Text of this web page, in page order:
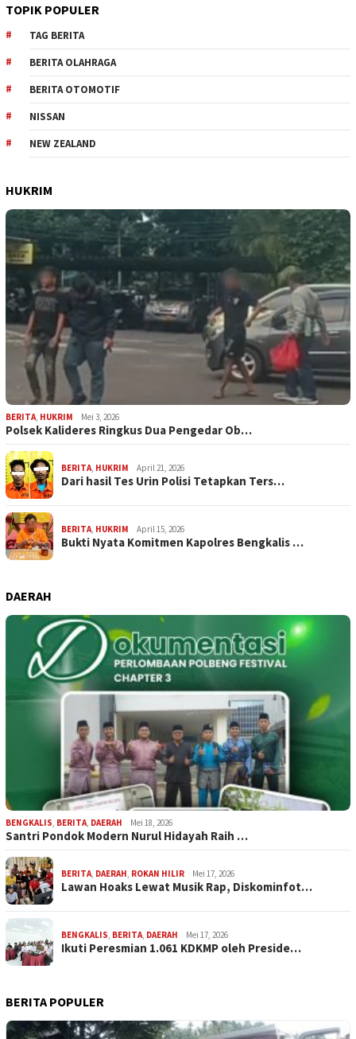
TOPIK POPULER
TAG BERITA
BERITA OLAHRAGA
BERITA OTOMOTIF
NISSAN
NEW ZEALAND
HUKRIM
BERITA, HUKRIM Mei 3, 2026
Polsek Kalideres Ringkus Dua Pengedar Ob…
BERITA, HUKRIM April 21, 2026
Dari hasil Tes Urin Polisi Tetapkan Ters…
BERITA, HUKRIM April 15, 2026
Bukti Nyata Komitmen Kapolres Bengkalis …
DAERAH
BENGKALIS BERITA DAERAH Mei 18, 2026
Santri Pondok Modern Nurul Hidayah Raih …
BERITA DAERAH ROKAN HILIR Mei 17, 2026
Lawan Hoaks Lewat Musik Rap, Diskominfot…
BENGKALIS BERITA DAERAH Mei 17, 2026
Ikuti Peresmian 1.061 KDKMP oleh Preside…
BERITA POPULER